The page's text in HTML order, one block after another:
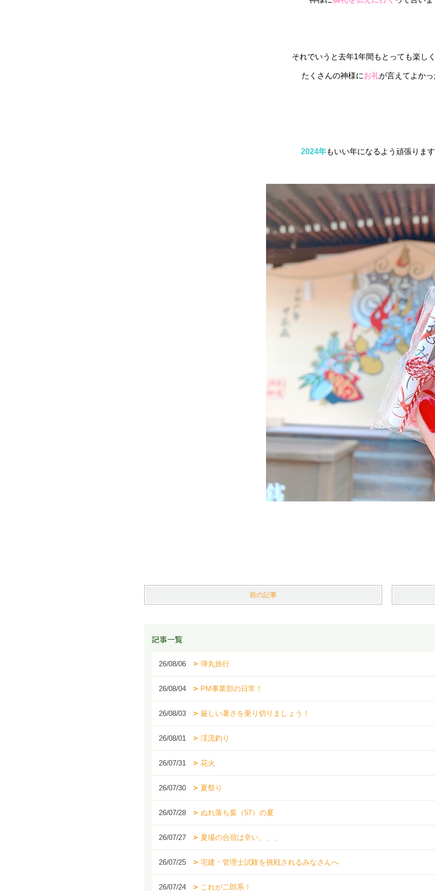
それでいうと去年1年間もとっても楽し
たくさんの神様にお礼が言えてよか
2024年もいい年になるよう頑張ります
前の記事
記事一覧
26/08/06 弾丸旅行
26/08/04 PM事業部の日常！
26/08/03 厳しい暑さを乗り切りましょう！
26/08/01 渓流釣り
26/07/31 花火
26/07/30 夏祭り
26/07/28 ぬれ落ち葉（57）の夏
26/07/27 夏場の合宿は辛い、、、
26/07/25 宅建・管理士試験を挑戦されるみなさんへ
26/07/24 これが二郎系！